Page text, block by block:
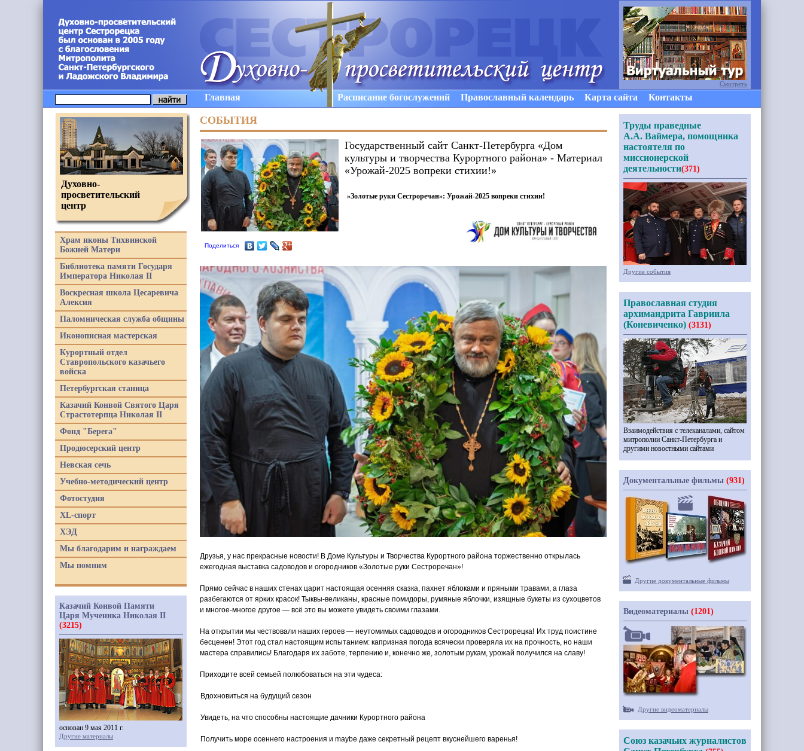
Главная Расписание богослужений Православный календарь Карта сайта Контакты
СОБЫТИЯ
Поделиться
Государственный сайт Санкт-Петербурга «Дом
культуры и творчества Курортного района» - Материал
«Урожай-2025 вопреки стихии!»
»Золотые руки Сестроречан»: Урожай-2025 вопреки стихии!
Друзья, у нас прекрасные новости! В Доме Культуры и Творчества Курортного района торжественно открылась
ежегодная выставка садоводов и огородников «Золотые руки Сестроречан»!
Прямо сейчас в наших стенах царит настоящая осенняя сказка, пахнет яблоками и пряными травами, а глаза
разбегаются от ярких красок! Тыквы-великаны, красные помидоры, румяные яблочки, изящные букеты из сухоцветов
и многое-многое другое — всё это вы можете увидеть своими глазами.
На открытии мы чествовали наших героев — неутомимых садоводов и огородников Сестрорецка! Их труд поистине
бесценен! Этот год стал настоящим испытанием: капризная погода всячески проверяла их на прочность, но наши
мастера справились! Благодаря их заботе, терпению и, конечно же, золотым рукам, урожай получился на славу!
Приходите всей семьей полюбоваться на эти чудеса:
Вдохновиться на будущий сезон
Увидеть, на что способны настоящие дачники Курортного района
Получить море осеннего настроения и maybe даже секретный рецепт вкуснейшего варенья!
Духовно-
просветительский
центр
Храм иконы Тихвинской
Божией Матери
Библиотека памяти Государя
Императора Николая II
Воскресная школа Цесаревича
Алексия
Паломническая служба общины
Иконописная мастерская
Курортный отдел
Ставропольского казачьего
войска
Петербургская станица
Казачий Конвой Святого Царя
Страстотерпца Николая II
Фонд "Берега"
Продюсерский центр
Невская сечь
Учебно-методический центр
Фотостудия
XL-спорт
ХЭД
Мы благодарим и награждаем
Мы помним
Казачий Конвой Памяти
Царя Мученика Николая II
(3215)
основан 9 мая 2011 г.
Другие материалы
Смотреть
Труды праведные
А.А. Ваймера, помощника
настоятеля по
миссионерской
деятельности(371)
Другие события
Православная студия
архимандрита Гавриила
(Коневиченко) (3131)
Взаимодействия с телеканалами, сайтом
митрополии Санкт-Петербурга и
другими новостными сайтами
Документальные фильмы (931)
Другие документальные фильмы
Видеоматериалы (1201)
Другие видеоматериалы
Союз казачьих журналистов